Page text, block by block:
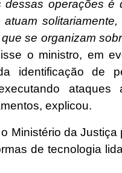
dessas operações é
se organizam
o ministro, em
identificação de
explicou.
Ministério da
de tecnologia